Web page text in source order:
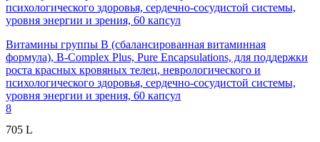
Витамины группы B (сбалансированная витаминная
формула), B-Complex Plus, Pure Encapsulations, для поддержки
роста красных кровяных телец, неврологического и
психологического здоровья, сердечно-сосудистой системы,
уровня энергии и зрения, 60 капсул
8
705 L